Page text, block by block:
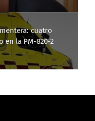
cuatro
en la PM-820-2